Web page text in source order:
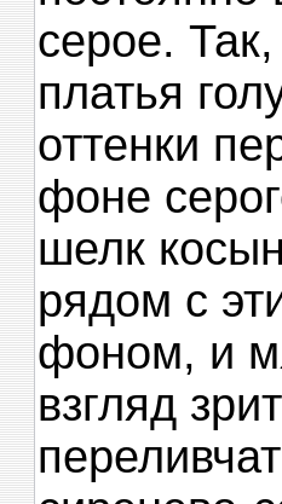
серое.
платья
оттенки
фоне
шелк
рядом с
фоном, и
взгляд